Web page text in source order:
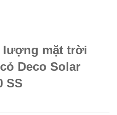
lượng mặt trời
Deco Solar
SS